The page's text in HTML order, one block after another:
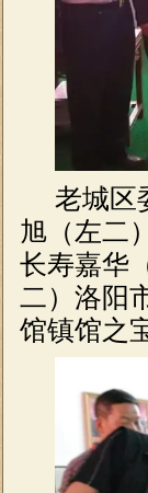
老城区
旭（左二
长寿嘉华
二） 洛阳
馆镇馆之